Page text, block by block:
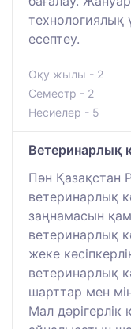
технологиялық
есептеу.
Оқу жылы - 2
Семестр - 2
Несиелер - 5
Ветеринарлық
Пән Қазақстан
ветеринарлық
заңнамасын
ветеринарлық
жеке
ветеринарлық
шарттар мен
Мал дәрігерлік